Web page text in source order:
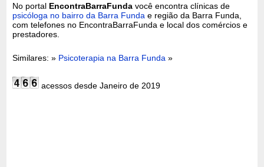
No portal EncontraBarraFunda você encontra clínicas de
psicóloga no bairro da Barra Funda e região da Barra Funda,
com telefones no EncontraBarraFunda e local dos comércios e
prestadores.
Similares: » Psicoterapia na Barra Funda »
acessos desde Janeiro de 2019